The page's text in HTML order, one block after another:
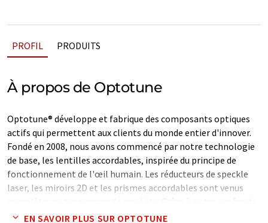
PROFIL PRODUITS
À propos de Optotune
Optotune® développe et fabrique des composants optiques
actifs qui permettent aux clients du monde entier d'innover.
Fondé en 2008, nous avons commencé par notre technologie
de base, les lentilles accordables, inspirée du principe de
fonctionnement de l'œil humain. Les réducteurs de speckle
laser, les miroirs 2D et les prismes accordables sont venus
compléter notre gamme de produits. Grâce à notre profonde
compréhension de l'optique et de la mécanique et à notre
EN SAVOIR PLUS SUR OPTOTUNE